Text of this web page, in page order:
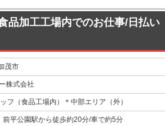
品加工工場内でのお仕事/日払い
茂市
株式会社
フ（食品工場内）＊中部エリア（外）
平公園駅から徒歩約20分/車で約5分